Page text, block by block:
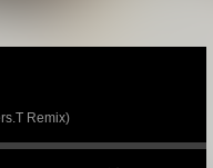
Remix)